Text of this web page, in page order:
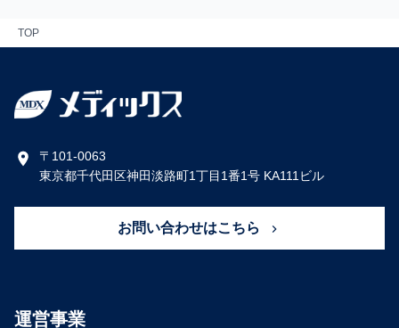
TOP
〒101-0063
東京都千代田区神田淡路町1丁目1番1号 KA111ビル
お問い合わせはこちら
運営事業